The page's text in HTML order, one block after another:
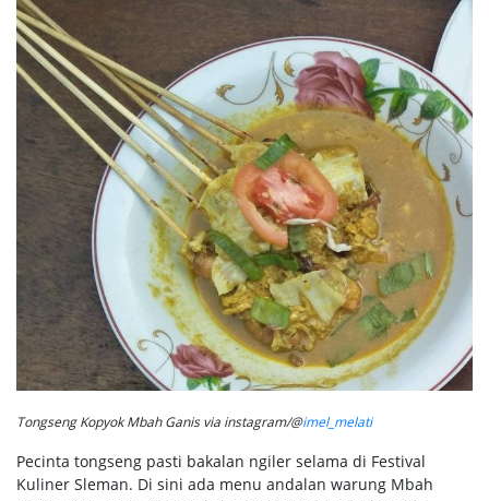
Tongseng Kopyok Mbah Ganis via instagram/@imel_melati
Pecinta tongseng pasti bakalan ngiler selama di Festival
Kuliner Sleman. Di sini ada menu andalan warung Mbah